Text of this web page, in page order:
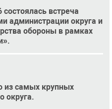
встреча
администрации округа и
обороны в рамках
из самых крупных
округа.